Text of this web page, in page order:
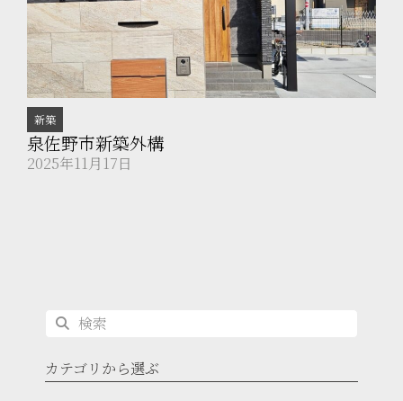
新築
泉佐野市新築外構
2025年11月17日
カテゴリから選ぶ